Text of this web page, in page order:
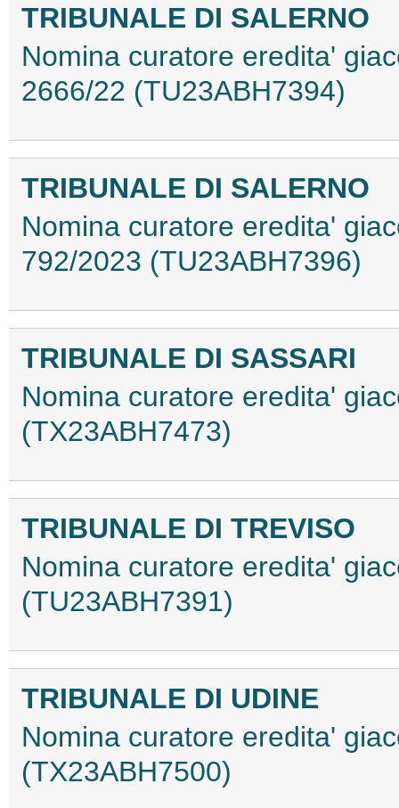
TRIBUNALE DI SALERNO
Nomina curatore eredita'
2666/22 (TU23ABH7394)
TRIBUNALE DI SALERNO
Nomina curatore eredita'
792/2023 (TU23ABH7396)
TRIBUNALE DI SASSARI
Nomina curatore eredita'
(TX23ABH7473)
TRIBUNALE DI TREVISO
Nomina curatore eredita'
(TU23ABH7391)
TRIBUNALE DI UDINE
Nomina curatore eredita'
(TX23ABH7500)